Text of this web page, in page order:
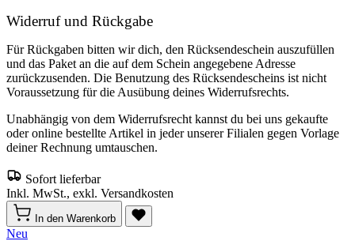
Widerruf und Rückgabe
Für Rückgaben bitten wir dich, den Rücksendeschein auszufüllen
und das Paket an die auf dem Schein angegebene Adresse
zurückzusenden. Die Benutzung des Rücksendescheins ist nicht
Voraussetzung für die Ausübung deines Widerrufsrechts.
Unabhängig von dem Widerrufsrecht kannst du bei uns gekaufte
oder online bestellte Artikel in jeder unserer Filialen gegen Vorlage
deiner Rechnung umtauschen.
Sofort lieferbar
Inkl. MwSt., exkl. Versandkosten
In den Warenkorb
Neu